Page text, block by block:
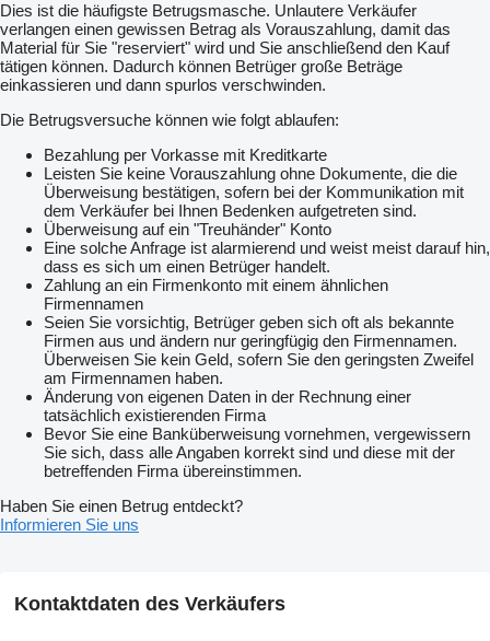
Dies ist die häufigste Betrugsmasche. Unlautere Verkäufer
verlangen einen gewissen Betrag als Vorauszahlung, damit das
Material für Sie "reserviert" wird und Sie anschließend den Kauf
tätigen können. Dadurch können Betrüger große Beträge
einkassieren und dann spurlos verschwinden.
Die Betrugsversuche können wie folgt ablaufen:
Bezahlung per Vorkasse mit Kreditkarte
Leisten Sie keine Vorauszahlung ohne Dokumente, die die
Überweisung bestätigen, sofern bei der Kommunikation mit
dem Verkäufer bei Ihnen Bedenken aufgetreten sind.
Überweisung auf ein "Treuhänder" Konto
Eine solche Anfrage ist alarmierend und weist meist darauf hin,
dass es sich um einen Betrüger handelt.
Zahlung an ein Firmenkonto mit einem ähnlichen
Firmennamen
Seien Sie vorsichtig, Betrüger geben sich oft als bekannte
Firmen aus und ändern nur geringfügig den Firmennamen.
Überweisen Sie kein Geld, sofern Sie den geringsten Zweifel
am Firmennamen haben.
Änderung von eigenen Daten in der Rechnung einer
tatsächlich existierenden Firma
Bevor Sie eine Banküberweisung vornehmen, vergewissern
Sie sich, dass alle Angaben korrekt sind und diese mit der
betreffenden Firma übereinstimmen.
Haben Sie einen Betrug entdeckt?
Informieren Sie uns
Kontaktdaten des Verkäufers